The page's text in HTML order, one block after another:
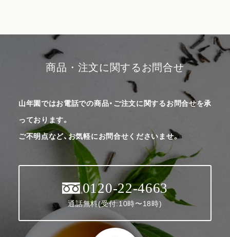
商品・注文に関するお問合せ
山年園ではお電話での商品・ご注文に関するお問合せを承
っております。
ご不明点など、お気軽にお問合せくださいませ。
0120-22-4663
通話無料(受付:10時〜18時)